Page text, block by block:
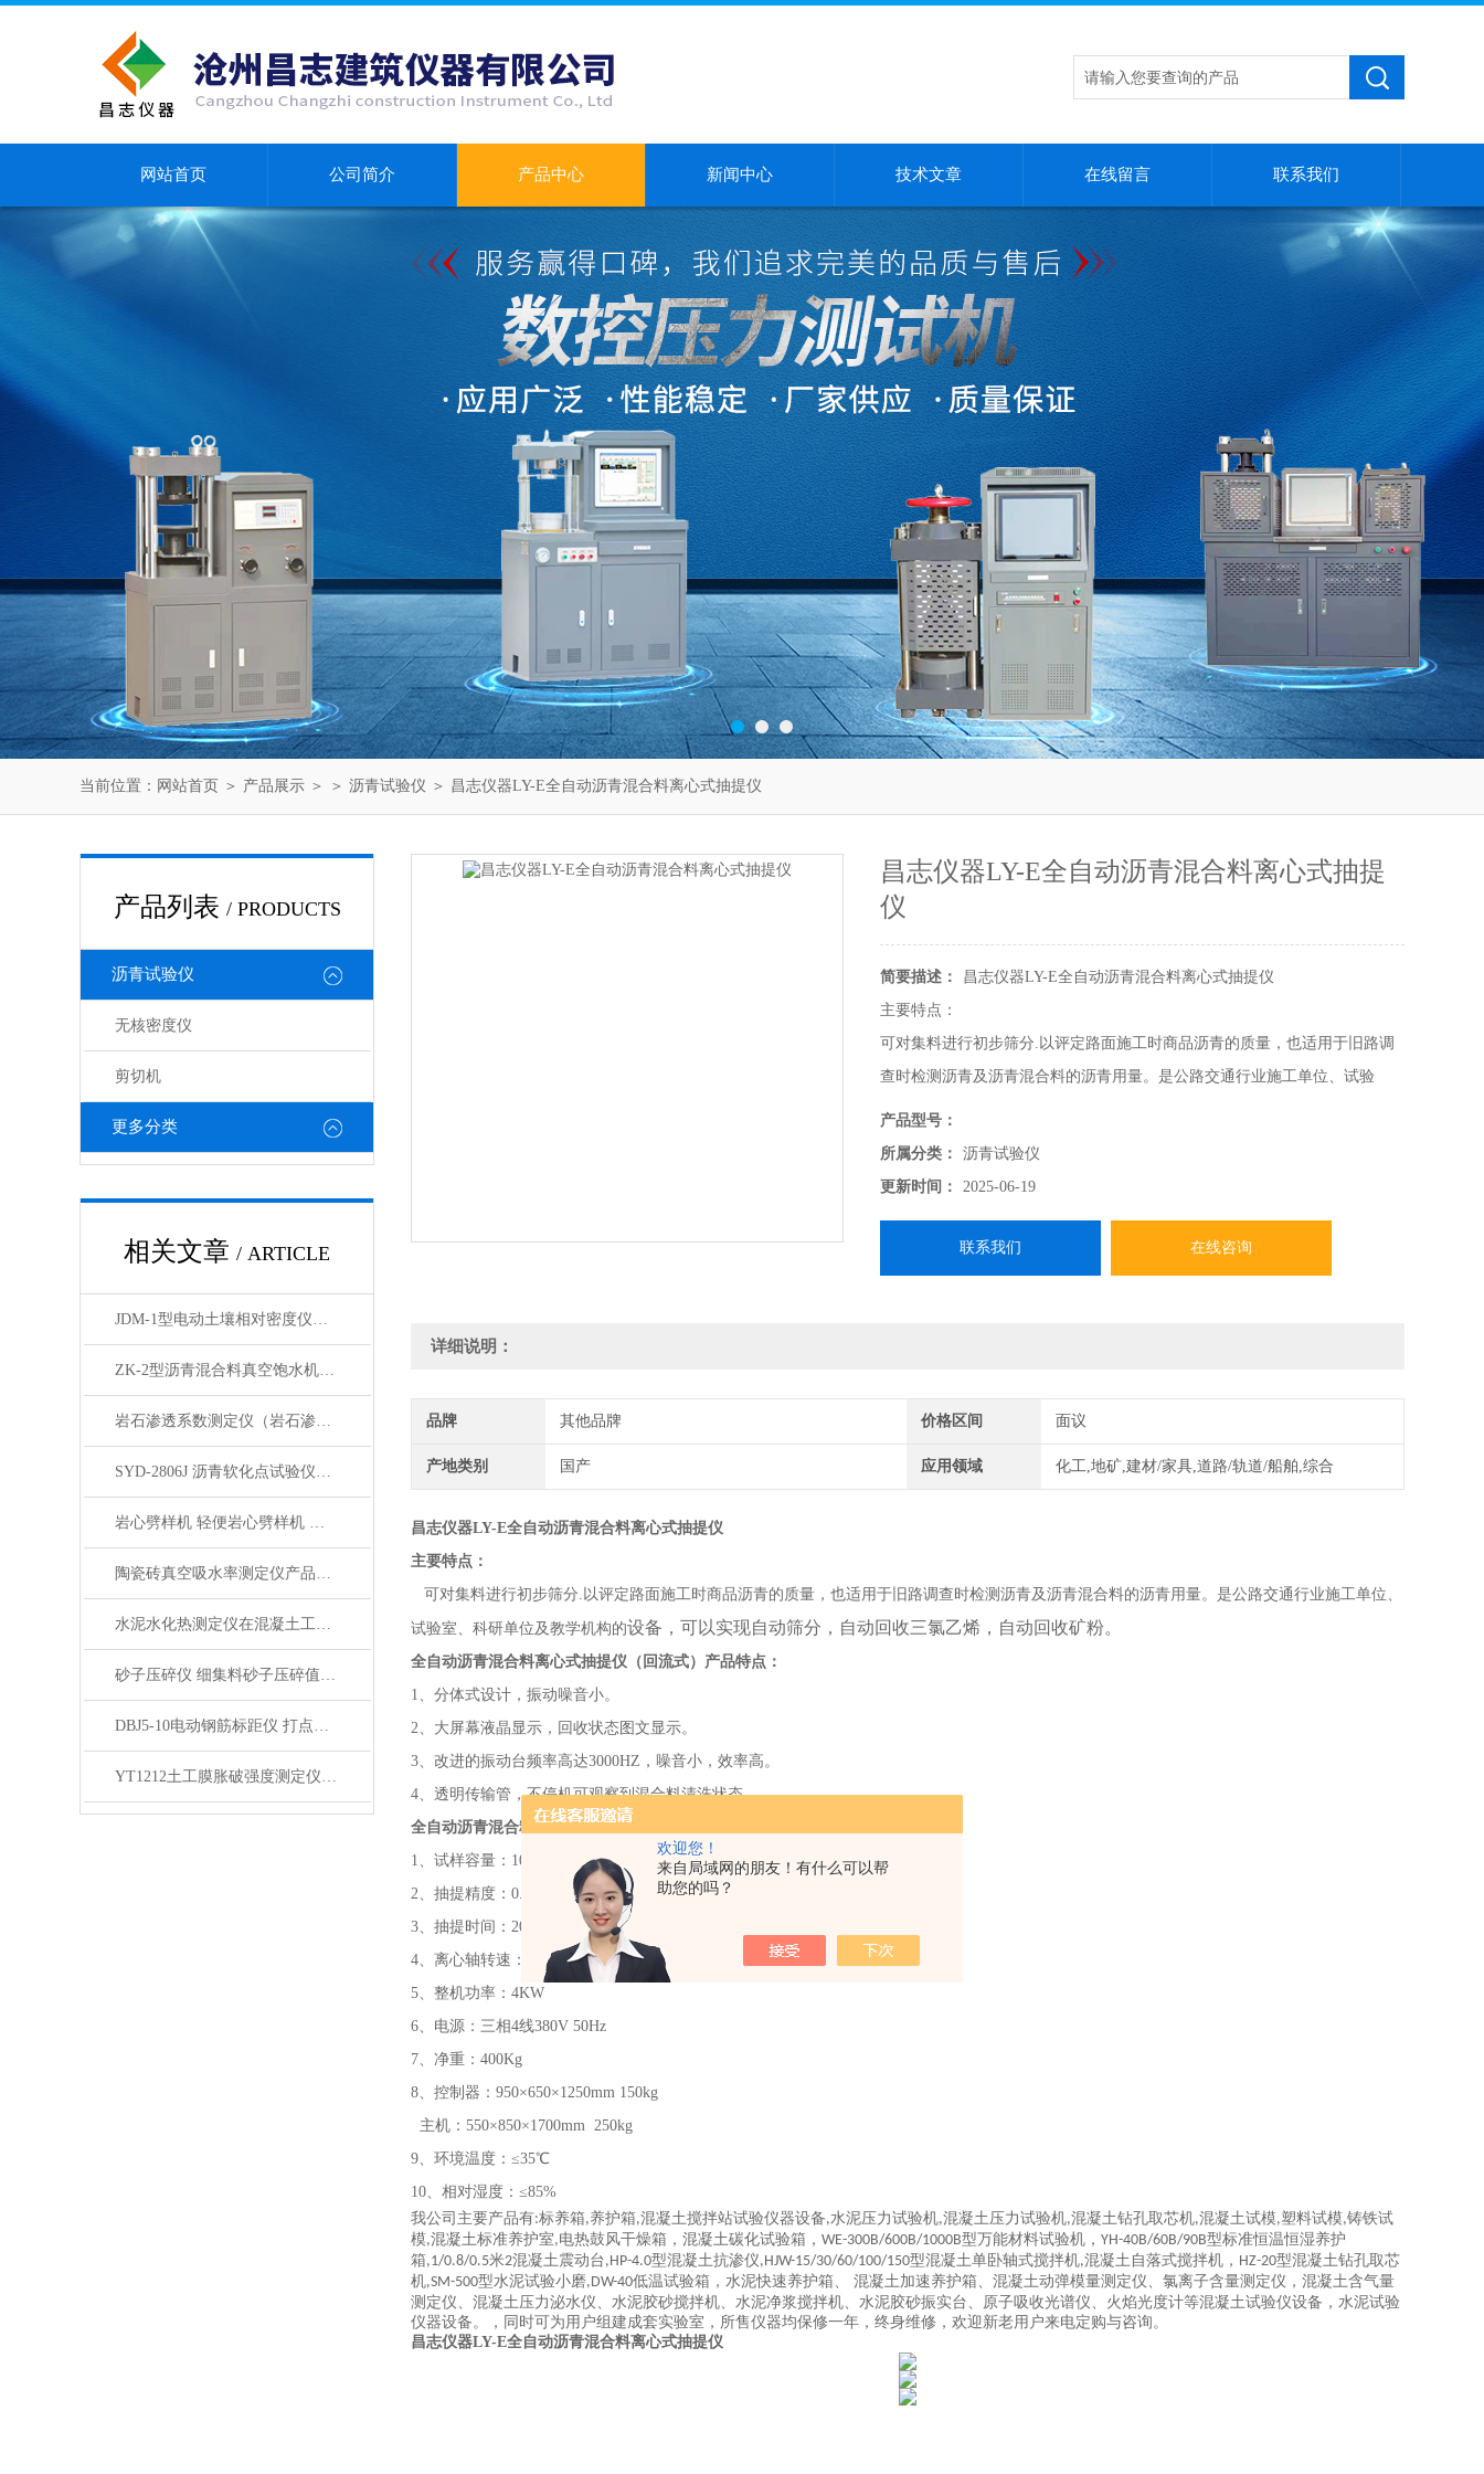
欢迎您！
来自局域网的朋友！有什么可以帮
助您的吗？
网站首页 公司简介 产品中心 新闻中心 技术文章 在线留言 联系我们
当前位置： 网站首页 ＞ 产品展示 ＞ ＞ 沥青试验仪 ＞ 昌志仪器LY-E全自动沥青混合料离心式抽提仪
产品列表 / PRODUCTS
沥青试验仪
无核密度仪
剪切机
更多分类
相关文章 / ARTICLE
JDM-1型电动土壤相对密度仪技术参数
ZK-2型沥青混合料真空饱水机产品展示
岩石渗透系数测定仪（岩石渗透仪）产品展示
SYD-2806J 沥青软化点试验仪电脑四路液晶打印展示
岩心劈样机 轻便岩心劈样机 岩芯劈开机产品展示
陶瓷砖真空吸水率测定仪产品展示
水泥水化热测定仪在混凝土工程中的应用
砂子压碎仪 细集料砂子压碎值指标测定仪产品展示
DBJ5-10电动钢筋标距仪 打点机产品展示
YT1212土工膜胀破强度测定仪产品简介
昌志仪器LY-E全自动沥青混合料离心式抽提
仪
简要描述：
昌志仪器LY-E全自动沥青混合料离心式抽提仪
主要特点：
可对集料进行初步筛分.以评定路面施工时商品沥青的质量，也适用于旧路调
查时检测沥青及沥青混合料的沥青用量。是公路交通行业施工单位、试验
室、科研单位及教学机构的设备，可以实现自动筛分，自动回收三氯乙烯，
自动回收矿粉。
产品型号：
所属分类：
沥青试验仪
更新时间：
2025-06-19
联系我们 在线咨询
详细说明：
品牌 其他品牌 价格区间 面议
产地类别 国产 应用领域 化工,地矿,建材/家具,道路/轨道/船舶,综合
昌志仪器LY-E全自动沥青混合料离心式抽提仪
主要特点：
可对集料进行初步筛分.以评定路面施工时商品沥青的质量，也适用于旧路调查时检测沥青及沥青混合料的沥青用量。是公路交通行业施工单位、
试验室、科研单位及教学机构的设备，可以实现自动筛分，自动回收三氯乙烯，自动回收矿粉。
全自动沥青混合料离心式抽提仪（回流式） 产品特点：
1、分体式设计，振动噪音小。
2、大屏幕液晶显示，回收状态图文显示。
3、改进的振动台频率高达3000HZ，噪音小，效率高。
4、透明传输管，不停机可观察到混合料清洗状态。
全自动沥青混合料离心式抽提仪 （回流式）主要技术参数：
1、试样容量：1000g～3000g
2、抽提精度：0.1%
3、抽提时间：20～40分钟/次
4、离心轴转速：6000rpm
5、整机功率：4KW
6、电源：三相4线380V 50Hz
7、净重：400Kg
8、控制器：950×650×1250mm 150kg
主机：550×850×1700mm 250kg
9、环境温度：≤35℃
10、相对湿度：≤85%
我公司主要产品有:标养箱,养护箱,混凝土搅拌站试验仪器设备,水泥压力试验机,混凝土压力试验机,混凝土钻孔取芯机,混凝土试模,塑料试模,铸铁试
模,混凝土标准养护室,电热鼓风干燥箱，混凝土碳化试验箱， WE-300B/600B/1000B型万能材料试验机， YH-40B/60B/90B型标准恒温恒湿养护
箱,1/0.8/0.5米2混凝土震动台,HP-4.0型混凝土抗渗仪,HJW-15/30/60/100/150型混凝土单卧轴式搅拌机,混凝土自落式搅拌机， HZ-20型混凝土钻孔取芯
机,SM-500型水泥试验小磨,DW-40低温试验箱，水泥快速养护箱、 混凝土加速养护箱、混凝土动弹模量测定仪、氯离子含量测定仪，混凝土含气量
测定仪、混凝土压力泌水仪、水泥胶砂搅拌机、水泥净浆搅拌机、水泥胶砂振实台、原子吸收光谱仪、火焰光度计等混凝土试验仪设备，水泥试验
仪器设备。，同时可为用户组建成套实验室，所售仪器均保修一年，终身维修，欢迎新老用户来电定购与咨询。
昌志仪器LY-E全自动沥青混合料离心式抽提仪